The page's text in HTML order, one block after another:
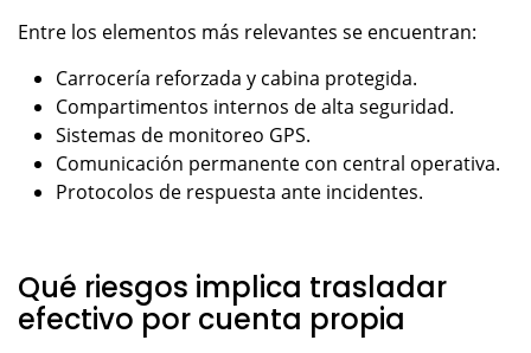
Entre los elementos más relevantes se encuentran:
Carrocería reforzada y cabina protegida.
Compartimentos internos de alta seguridad.
Sistemas de monitoreo GPS.
Comunicación permanente con central operativa.
Protocolos de respuesta ante incidentes.
Qué riesgos implica trasladar
efectivo por cuenta propia